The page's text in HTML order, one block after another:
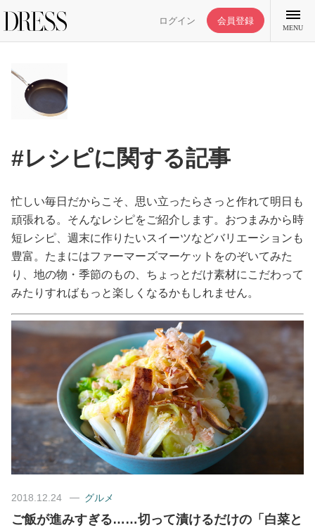
ログイン 会員登録
MENU
ライフスタイル
ファッション
恋愛/結婚/離婚
美容/健康
ワークスタイル
妊娠/出産/家族
ココロ/カラダ
#レシピに関する記事
忙しい毎日だからこそ、思い立ったらさっと作れて明日も
頑張れる。そんなレシピをご紹介します。おつまみから時
短レシピ、週末に作りたいスイーツなどバリエーションも
豊富。たまにはファーマーズマーケットをのぞいてみた
り、地の物・季節のもの、ちょっとだけ素材にこだわって
みたりすればもっと楽しくなるかもしれません。
2018.12.24 グルメ
ご飯が進みすぎる……切って漬けるだけの「白菜と